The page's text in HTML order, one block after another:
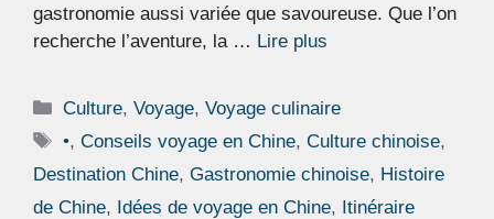
gastronomie aussi variée que savoureuse. Que l’on
recherche l’aventure, la … Lire plus
Catégories
Culture,Voyage,Voyage culinaire
Étiquettes
•,Conseils voyage en Chine,Culture chinoise,
Destination Chine, Gastronomie chinoise, Histoire
de Chine, Idées de voyage en Chine, Itinéraire